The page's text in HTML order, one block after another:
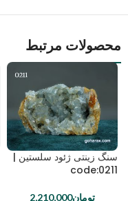
محصولات مرتبط
سنگ زینتی ژئود سلستین |
code:0211
تومان2,210,000